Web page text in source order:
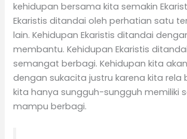
kehidupan bersama kita semakin
Ekaristis ditandai oleh perhatian satu
lain. Kehidupan Ekaristis ditandai
membantu. Kehidupan Ekaristis
semangat berbagi. Kehidupan kita
dengan sukacita justru karena kita rela
kita hanya sungguh-sungguh memiliki
mampu berbagi.